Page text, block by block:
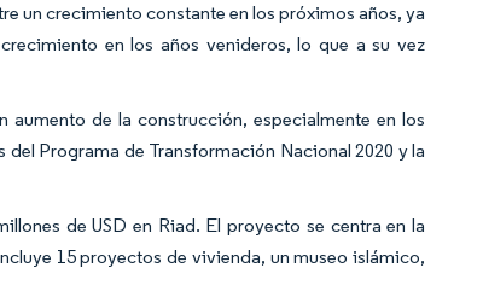
un crecimiento constante en los próximos años, ya
en los años venideros, lo que a su vez
de la construcción, especialmente en los
Programa de Transformación Nacional 2020 y la
de USD en Riad. El proyecto se centra en la
15 proyectos de vivienda, un museo islámico,